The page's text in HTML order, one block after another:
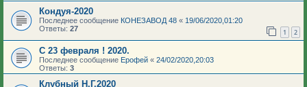
Кондуя-2020
Последнее сообщение КОНЕЗАВОД 48 « 19/06/2020,01:20
Ответы: 27 1 2
С 23 февраля ! 2020.
Последнее сообщение Ерофей « 24/02/2020,20:03
Ответы: 3
Клубный Н.Г.2020